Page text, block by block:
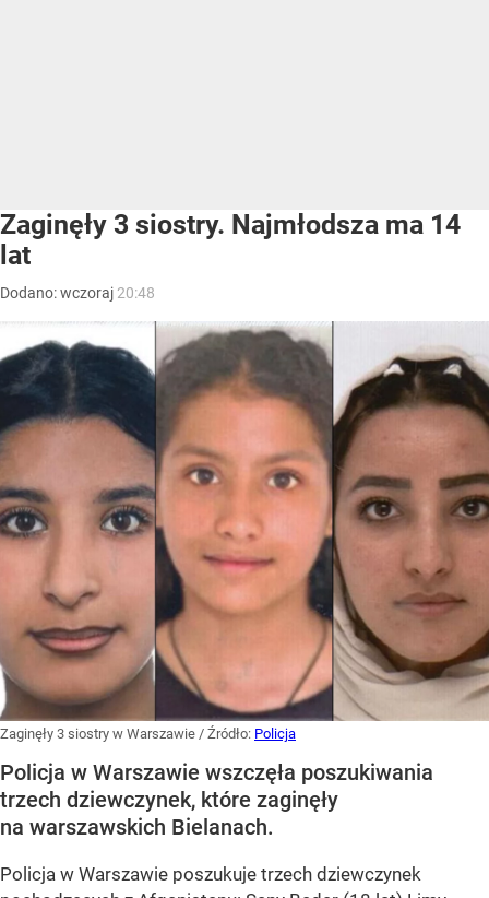
Zaginęły 3 siostry. Najmłodsza ma 14
lat
Dodano:wczoraj 20:48
Zaginęły 3 siostry w Warszawie / Źródło: Policja
Policja w Warszawie wszczęła poszukiwania
trzech dziewczynek, które zaginęły
na warszawskich Bielanach.
Policja w Warszawie poszukuje trzech dziewczynek